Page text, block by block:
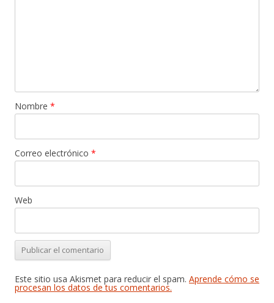
Nombre *
Correo electrónico *
Web
Este sitio usa Akismet para reducir el spam. Aprende cómo se
procesan los datos de tus comentarios.